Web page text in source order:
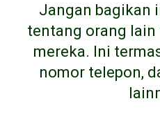
Jangan bagikan
tentang orang lain
mereka. Ini
nomor telepon,